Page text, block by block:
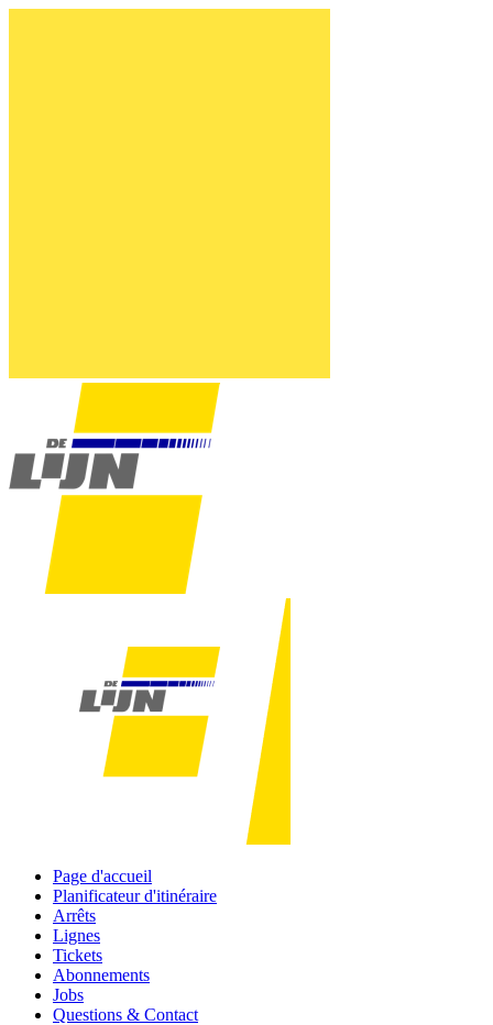
Page d'accueil
Planificateur d'itinéraire
Arrêts
Lignes
Tickets
Abonnements
Jobs
Questions & Contact